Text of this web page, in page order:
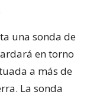
una sonda de
en torno
a más de
La sonda